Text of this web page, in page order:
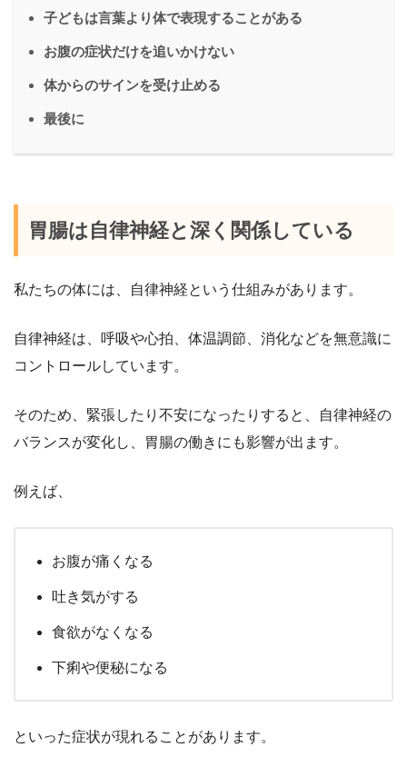
子どもは言葉より体で表現することがある
お腹の症状だけを追いかけない
体からのサインを受け止める
最後に
胃腸は自律神経と深く関係している
私たちの体には、自律神経という仕組みがあります。
自律神経は、呼吸や心拍、体温調節、消化などを無意識に
コントロールしています。
そのため、緊張したり不安になったりすると、自律神経の
バランスが変化し、胃腸の働きにも影響が出ます。
例えば、
お腹が痛くなる
吐き気がする
食欲がなくなる
下痢や便秘になる
といった症状が現れることがあります。